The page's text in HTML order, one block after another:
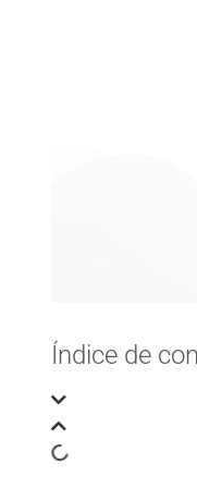
Índice de